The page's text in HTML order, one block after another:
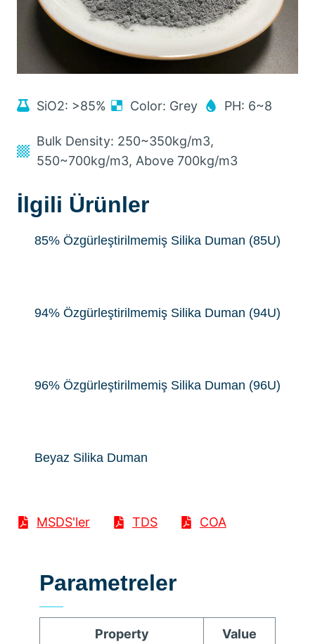
SiO2: >85% Color: Grey PH: 6~8
Bulk Density: 250~350kg/m3,
550~700kg/m3, Above 700kg/m3
İlgili Ürünler
85% Özgürleştirilmemiş Silika Duman (85U)
94% Özgürleştirilmemiş Silika Duman (94U)
96% Özgürleştirilmemiş Silika Duman (96U)
Beyaz Silika Duman
MSDS'ler TDS COA
Parametreler
Property Value